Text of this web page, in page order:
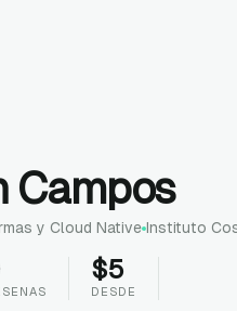
Campos
y Cloud Native Instituto
$5
DESDE